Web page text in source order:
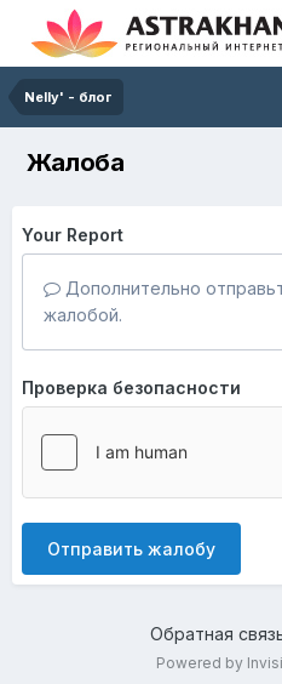
Nelly' - блог
Жалоба
Your Report
Дополнительно
жалобой.
Проверка безопасности
Отправить жалобу
Обратная
Powered by